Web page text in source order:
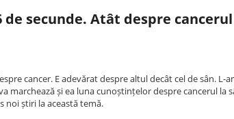
secunde. Atât despre
cancer. E adevărat despre altul decât cel de sân. L-
marchează și ea luna cunoștințelor despre cancerul la
noi știri la această temă.